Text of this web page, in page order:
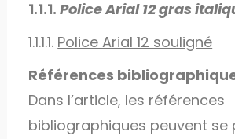
1.1.1. Police Arial 12 gras
1.1.1.1. Police Arial 12 souligné
Références
Dans l’article, les références
bibliographiques peuvent se